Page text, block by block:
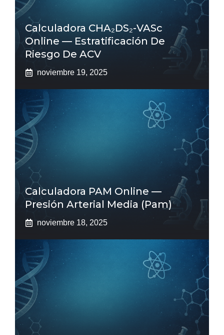
Calculadora CHA₂DS₂-VASc
Online — Estratificación De
Riesgo De ACV
noviembre 19, 2025
Calculadora PAM Online —
Presión Arterial Media (pam)
noviembre 18, 2025